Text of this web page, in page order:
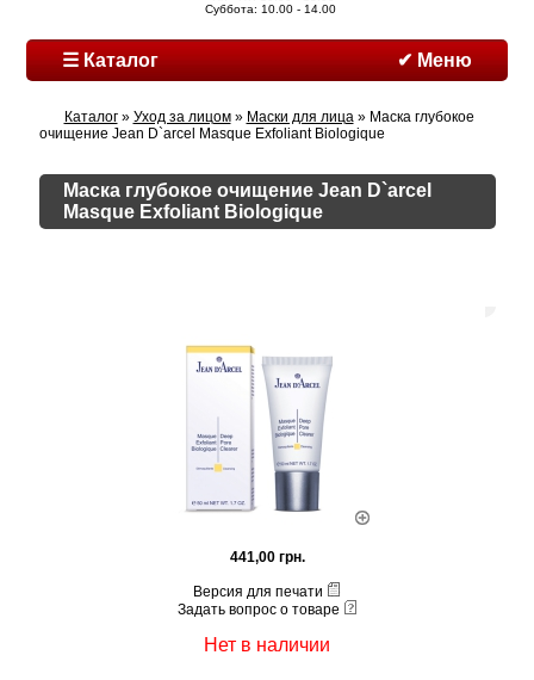
Суббота: 10.00 - 14.00
☰ Каталог ✔ Меню
Каталог» Уход за лицом» Маски для лица» Маска глубокое
очищение Jean D`arcel Masque Exfoliant Biologique
Маска глубокое очищение Jean D`arcel
Masque Exfoliant Biologique
441,00 грн.
Версия для печати
Задать вопрос о товаре
Нет в наличии